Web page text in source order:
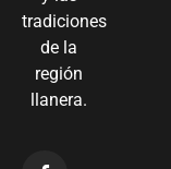
tradiciones
de la
región
llanera.